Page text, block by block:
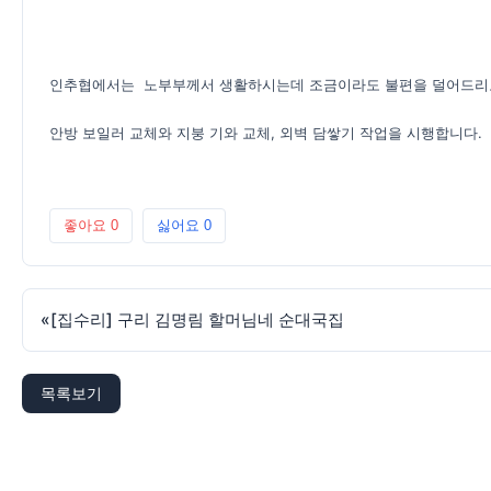
인추협에서는 노부부께서 생활하시는데 조금이라도 불편을 덜어드
안방 보일러 교체와 지붕 기와 교체, 외벽 담쌓기 작업을 시행합니다.
좋아요 0 싫어요 0
«[집수리] 구리 김명림 할머님네 순대국집
목록보기